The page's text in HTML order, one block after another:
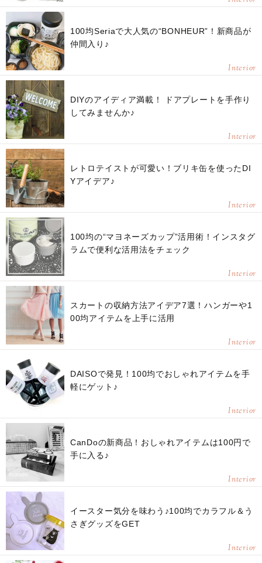
100均Seriaで大人気の“BONHEUR”！新商品が
仲間入り♪
Interior
DIYのアイディア満載！ ドアプレートを手作り
してみませんか♪
Interior
レトロテイストが可愛い！ブリキ缶を使ったDI
Yアイデア♪
Interior
100均の“マヨネーズカップ”活用術！インスタグ
ラムで便利な活用法をチェック
Interior
スカートの収納方法アイデア7選！ハンガーや1
00均アイテムを上手に活用
Interior
DAISOで発見！100均でおしゃれアイテムを手
軽にゲット♪
Interior
CanDoの新商品！おしゃれアイテムは100円で
手に入る♪
Interior
イースター気分を味わう♪100均でカラフル＆う
さぎグッズをGET
Interior